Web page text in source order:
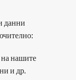
данни
на нашите
и др.